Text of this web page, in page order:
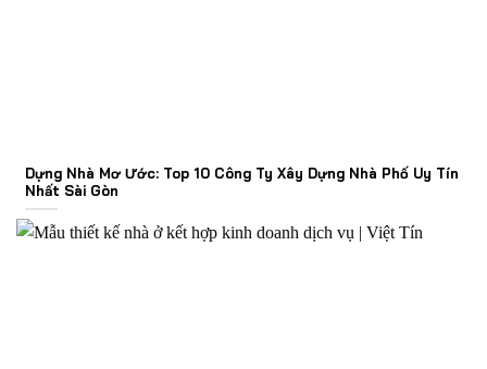
Dựng Nhà Mơ Ước: Top 10 Công Ty Xây Dựng Nhà Phố Uy Tín
Nhất Sài Gòn